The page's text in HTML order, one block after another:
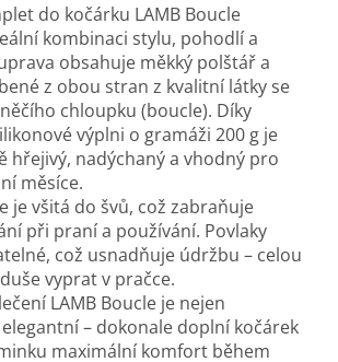
do kočárku LAMB Boucle
kombinaci stylu, pohodlí a
obsahuje měkký polštář a
z obou stran z kvalitní látky se
chloupku (boucle). Díky
výplni o gramáži 200 g je
hřejivý, nadýchaný a vhodný pro
měsíce.
je všitá do švů, což zabraňuje
při praní a používání. Povlaky
což usnadňuje údržbu – celou
vyprat v pračce.
LAMB Boucle je nejen
– dokonale doplní kočárek
maximální komfort během